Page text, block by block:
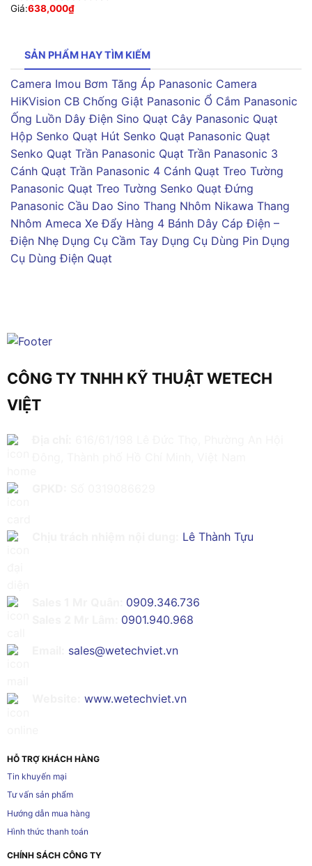
Giá:638,000₫
SẢN PHẨM HAY TÌM KIẾM
Camera Imou Bơm Tăng Áp Panasonic Camera
HiKVision CB Chống Giật Panasonic Ổ Cắm Panasonic
Ống Luồn Dây Điện Sino Quạt Cây Panasonic Quạt
Hộp Senko Quạt Hút Senko Quạt Panasonic Quạt
Senko Quạt Trần Panasonic Quạt Trần Panasonic 3
Cánh Quạt Trần Panasonic 4 Cánh Quạt Treo Tường
Panasonic Quạt Treo Tường Senko Quạt Đứng
Panasonic Cầu Dao Sino Thang Nhôm Nikawa Thang
Nhôm Ameca Xe Đẩy Hàng 4 Bánh Dây Cáp Điện –
Điện Nhẹ Dụng Cụ Cầm Tay Dụng Cụ Dùng Pin Dụng
Cụ Dùng Điện Quạt
CÔNG TY TNHH KỸ THUẬT WETECH
VIỆT
Lê Thành Tựu
0909.346.736
0901.940.968
sales@wetechviet.vn
www.wetechviet.vn
HỖ TRỢ KHÁCH HÀNG
Tin khuyến mại
Tư vấn sản phẩm
Hướng dẫn mua hàng
Hình thức thanh toán
CHÍNH SÁCH CÔNG TY